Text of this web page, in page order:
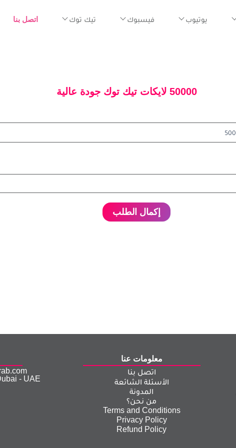
يوتيوب فيسبوك تيك توك اتصل بنا
50000 لايكات تيك توك جودة عالية
إكمال الطلب
معلومات عنا
اتصل بنا
الأسئلة الشائعة
المدونة
من نحن؟
Terms and Conditions
Privacy Policy
Refund Policy
- UAE